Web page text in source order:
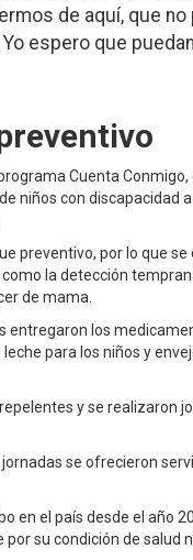
de aquí, que
espero que
Cuenta
niños con discapacidad
preventivo, por lo que se
la detección
de mama.
entregaron los
para los niños y
y se realizaron
se ofrecieron
en el país desde el año
su condición de salud